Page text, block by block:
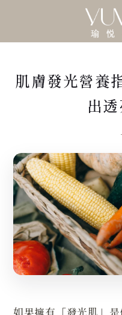
肌膚發光營養
出透
如果擁有「發光肌」